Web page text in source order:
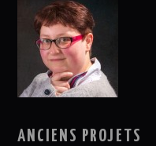
ANCIENS PROJETS